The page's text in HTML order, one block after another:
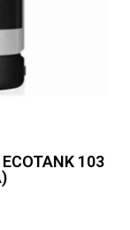
103